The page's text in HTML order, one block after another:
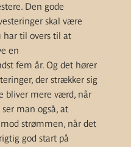
Den gode
skal være
har til overs til at
en
fem år. Og det hører
der strækker sig
bliver mere værd, når
man også, at
strømmen, når det
god start på